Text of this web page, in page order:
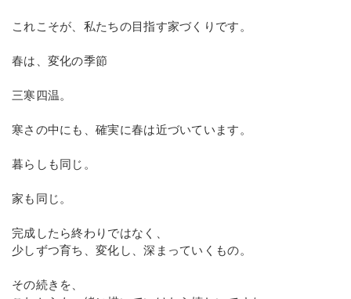
これこそが、私たちの目指す家づくりです。
春は、変化の季節
三寒四温。
寒さの中にも、確実に春は近づいています。
暮らしも同じ。
家も同じ。
完成したら終わりではなく、
少しずつ育ち、変化し、深まっていくもの。
その続きを、